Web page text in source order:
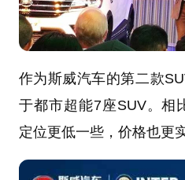
作为斯威汽车的第二款
于都市超能7座SUV。相
定位更低一些，价格也更